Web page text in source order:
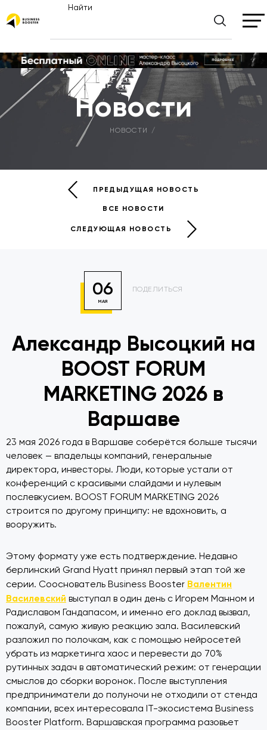
Найти
Новости
НОВОСТИ
ПРЕДЫДУЩАЯ НОВОСТЬ
ВСЕ НОВОСТИ
СЛЕДУЮЩАЯ НОВОСТЬ
06
МАЯ
ПОДЕЛИТЬСЯ
Александр Высоцкий на
BOOST FORUM
MARKETING 2026 в
Варшаве
23 мая 2026 года в Варшаве соберётся больше тысячи
человек — владельцы компаний, генеральные
директора, инвесторы. Люди, которые устали от
конференций с красивыми слайдами и нулевым
послевкусием. BOOST FORUM MARKETING 2026
строится по другому принципу: не вдохновить, а
вооружить.
Этому формату уже есть подтверждение. Недавно
берлинский Grand Hyatt принял первый этап той же
серии. Сооснователь Business Booster Валентин
Василевский выступал в один день с Игорем Манном и
Радиславом Гандапасом, и именно его доклад вызвал,
пожалуй, самую живую реакцию зала. Василевский
разложил по полочкам, как с помощью нейросетей
убрать из маркетинга хаос и перевести до 70%
рутинных задач в автоматический режим: от генерации
смыслов до сборки воронок. После выступления
предприниматели до полуночи не отходили от стенда
компании, всех интересовала IT-экосистема Business
Booster Platform. Варшавская программа разовьет